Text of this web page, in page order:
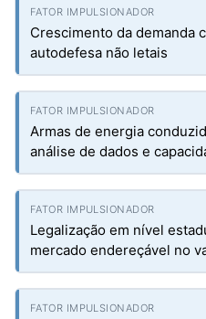
Crescimento da demanda
autodefesa não letais
Armas de energia
análise de dados e
Legalização em nível
mercado endereçável no